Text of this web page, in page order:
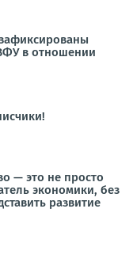
в отношении
— это не просто
экономики, без
развитие